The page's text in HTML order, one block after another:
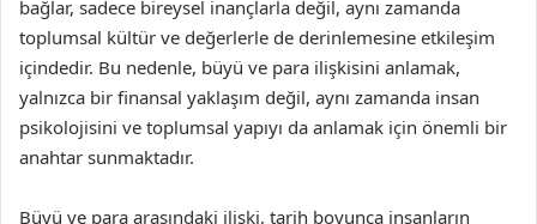
bağlar, sadece bireysel inançlarla değil, aynı zamanda
toplumsal kültür ve değerlerle de derinlemesine etkileşim
içindedir. Bu nedenle, büyü ve para ilişkisini anlamak,
yalnızca bir finansal yaklaşım değil, aynı zamanda insan
psikolojisini ve toplumsal yapıyı da anlamak için önemli bir
anahtar sunmaktadır.
Büyü ve para arasındaki ilişki, tarih boyunca insanların